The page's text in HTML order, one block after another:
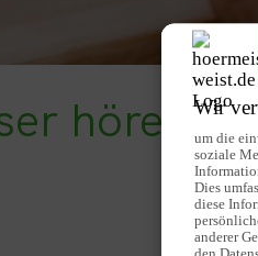
hörenWir
um die
soziale
Dies
diese
anderer
den